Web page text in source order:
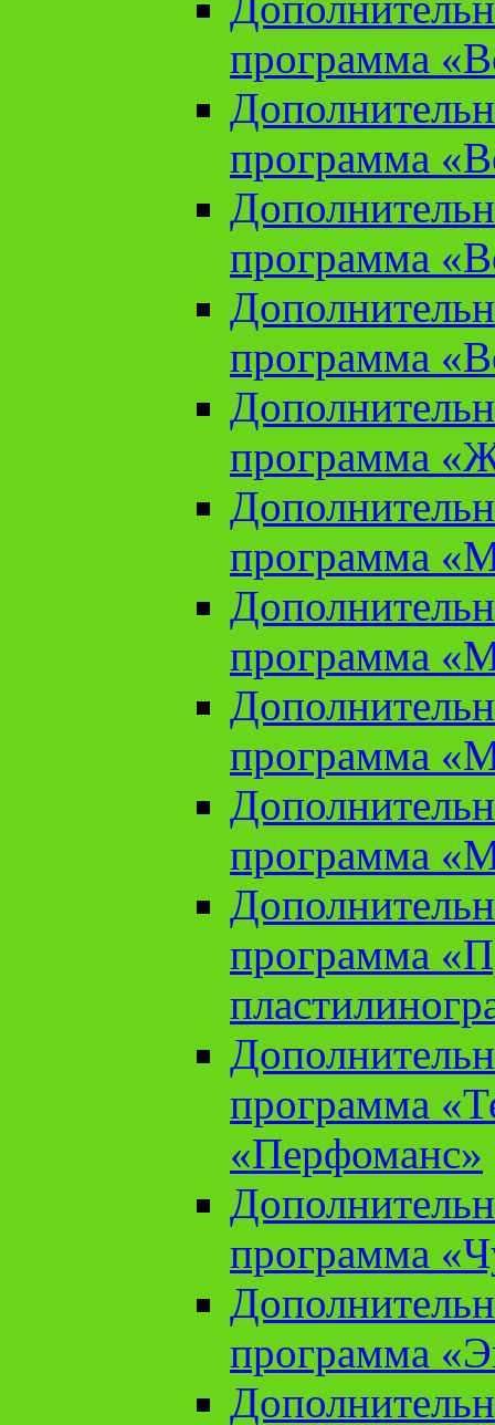
программа
программа
программа
программа
программа
программа
программа
программа
программа
программа
программа
«Перфоманс»
программа
программа